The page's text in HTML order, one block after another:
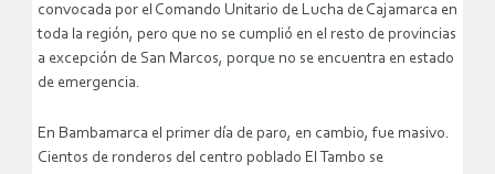
convocada por el Comando Unitario de Lucha de Cajamarca en
toda la región, pero que no se cumplió en el resto de provincias
a excepción de San Marcos, porque no se encuentra en estado
de emergencia.
En Bambamarca el primer día de paro, en cambio, fue masivo.
Cientos de ronderos del centro poblado El Tambo se